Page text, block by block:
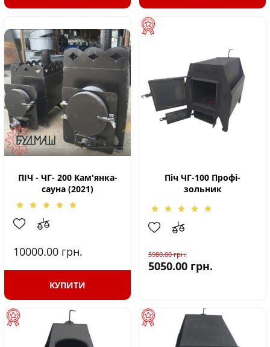
ПІЧ - ЧГ- 200 Кам'янка-
сауна (2021)
10000.00 грн.
КУПИТИ
Піч ЧГ-100 Профі-
зольник
5980.00грн.
5050.00 грн.